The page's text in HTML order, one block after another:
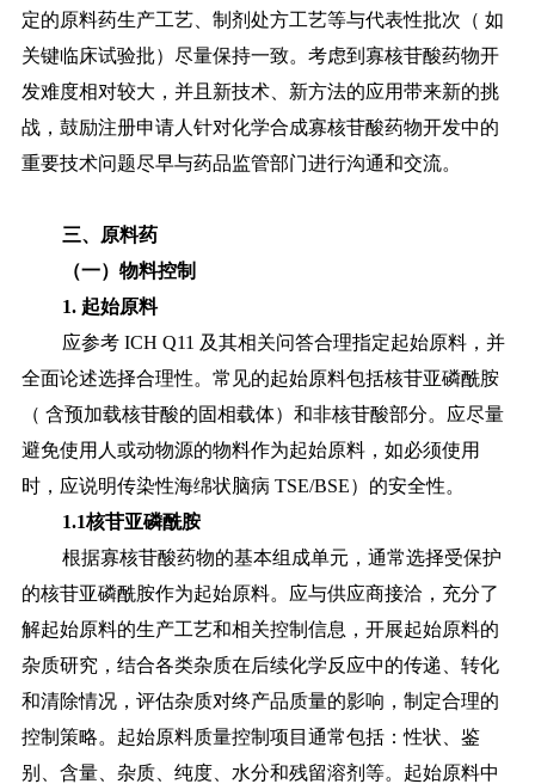
定的原料药生产工艺、制剂处方工艺等与代表性批次（ 如
关键临床试验批）尽量保持一致。考虑到寡核苷酸药物开
发难度相对较大，并且新技术、新方法的应用带来新的挑
战，鼓励注册申请人针对化学合成寡核苷酸药物开发中的
重要技术问题尽早与药品监管部门进行沟通和交流。
三、原料药
（一）物料控制
1. 起始原料
应参考 ICH Q11 及其相关问答合理指定起始原料，并
全面论述选择合理性。常见的起始原料包括核苷亚磷酰胺
（ 含预加载核苷酸的固相载体）和非核苷酸部分。应尽量
避免使用人或动物源的物料作为起始原料，如必须使用
时，应说明传染性海绵状脑病 TSE/BSE）的安全性。
1.1核苷亚磷酰胺
根据寡核苷酸药物的基本组成单元，通常选择受保护
的核苷亚磷酰胺作为起始原料。应与供应商接洽，充分了
解起始原料的生产工艺和相关控制信息，开展起始原料的
杂质研究，结合各类杂质在后续化学反应中的传递、转化
和清除情况，评估杂质对终产品质量的影响，制定合理的
控制策略。起始原料质量控制项目通常包括：性状、鉴
别、含量、杂质、纯度、水分和残留溶剂等。起始原料中